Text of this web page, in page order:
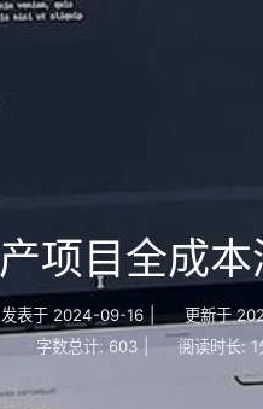
项目全成
发表于 2024-09-16 更新于
字数总计: 603 阅读时长: 1